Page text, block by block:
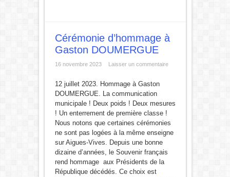
Cérémonie d’hommage à
Gaston DOUMERGUE
16 novembre 2023 Laisser un commentaire
12 juillet 2023. Hommage à Gaston
DOUMERGUE. La communication
municipale ! Deux poids ! Deux mesures
! Un enterrement de première classe !
Nous notons que certaines cérémonies
ne sont pas logées à la même enseigne
sur Aigues-Vives. Depuis une bonne
dizaine d’années, le Souvenir français
rend hommage aux Présidents de la
République décédés. Ce choix est